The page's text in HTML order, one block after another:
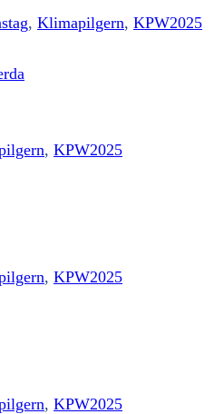
, Klimapilgern, KPW2025
, KPW2025
, KPW2025
, KPW2025